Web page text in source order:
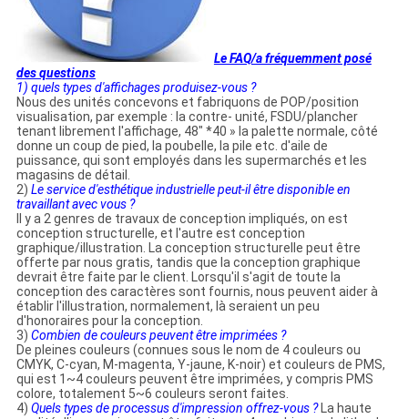
Le FAQ/a fréquemment posé
des questions
1) quels types d'affichages produisez-vous ?
Nous des unités concevons et fabriquons de POP/position
visualisation, par exemple : la contre- unité, FSDU/plancher
tenant librement l'affichage, 48" *40 » la palette normale, côté
donne un coup de pied, la poubelle, la pile etc. d'aile de
puissance, qui sont employés dans les supermarchés et les
magasins de détail.
2) Le service d'esthétique industrielle peut-il être disponible en
travaillant avec vous ?
Il y a 2 genres de travaux de conception impliqués, on est
conception structurelle, et l'autre est conception
graphique/illustration. La conception structurelle peut être
offerte par nous gratis, tandis que la conception graphique
devrait être faite par le client. Lorsqu'il s'agit de toute la
conception des caractères sont fournis, nous peuvent aider à
établir l'illustration, normalement, là seraient un peu
d'honoraires pour la conception.
3) Combien de couleurs peuvent être imprimées ?
De pleines couleurs (connues sous le nom de 4 couleurs ou
CMYK, C-cyan, M-magenta, Y-jaune, K-noir) et couleurs de PMS,
qui est 1~4 couleurs peuvent être imprimées, y compris PMS
colore, totalement 5~6 couleurs seront faites.
4) Quels types de processus d'impression offrez-vous ? La haute